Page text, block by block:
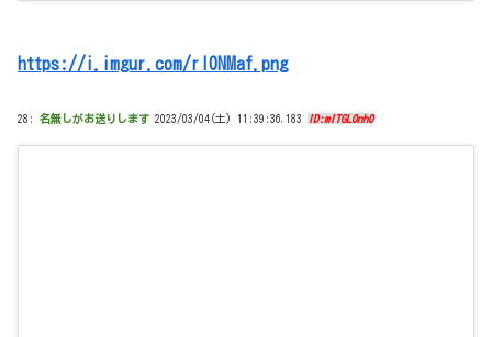
https://i.imgur.com/rI0NMaf.png
28: 名無しがお送りします 2023/03/04(土) 11:39:36.183 ID:mITGLOnh0